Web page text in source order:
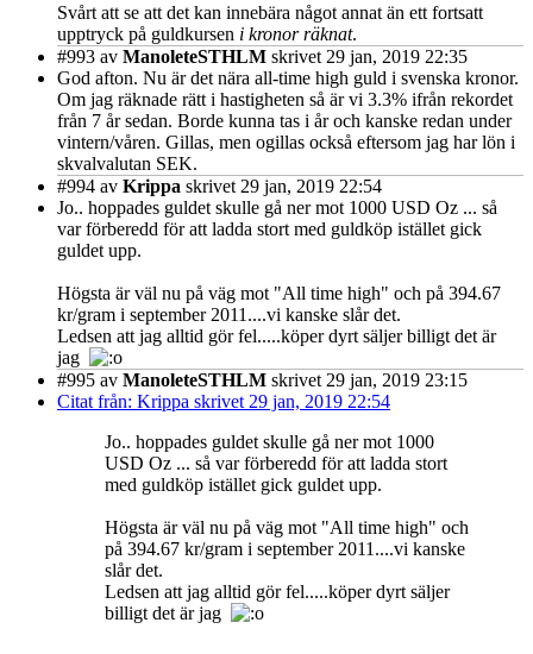
Svårt att se att det kan innebära något annat än ett fortsatt
upptryck på guldkursen i kronor räknat.
#993 av ManoleteSTHLM skrivet 29 jan, 2019 22:35
God afton. Nu är det nära all-time high guld i svenska kronor.
Om jag räknade rätt i hastigheten så är vi 3.3% ifrån rekordet
från 7 år sedan. Borde kunna tas i år och kanske redan under
vintern/våren. Gillas, men ogillas också eftersom jag har lön i
skvalvalutan SEK.
#994 av Krippa skrivet 29 jan, 2019 22:54
Jo.. hoppades guldet skulle gå ner mot 1000 USD Oz ... så
var förberedd för att ladda stort med guldköp istället gick
guldet upp.
Högsta är väl nu på väg mot "All time high" och på 394.67
kr/gram i september 2011....vi kanske slår det.
Ledsen att jag alltid gör fel.....köper dyrt säljer billigt det är
jag
#995 av ManoleteSTHLM skrivet 29 jan, 2019 23:15
Citat från: Krippa skrivet 29 jan, 2019 22:54
Jo.. hoppades guldet skulle gå ner mot 1000
USD Oz ... så var förberedd för att ladda stort
med guldköp istället gick guldet upp.
Högsta är väl nu på väg mot "All time high" och
på 394.67 kr/gram i september 2011....vi kanske
slår det.
Ledsen att jag alltid gör fel.....köper dyrt säljer
billigt det är jag